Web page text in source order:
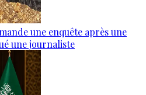
une enquête après une
une journaliste